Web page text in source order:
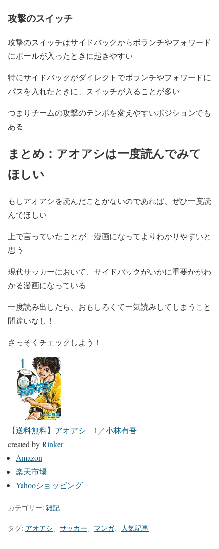
攻撃のスイッチ
攻撃のスイッチはサイドバックからボランチやフォワード
にボールが入ったときに起きやすい
特にサイドバックがダイレクトでボランチやフォワードに
パスを入れたときに、スイッチが入ることが多い
つまりチームの攻撃のテンポを変えやすいポジションでも
ある
まとめ：アオアシは一度読んでみて
ほしい
もしアオアシを読んだことがないのであれば、ぜひ一度読
んでほしい
上で言っていたことが、漫画になってよりわかりやすいと
思う
現代サッカーにおいて、サイドバックがいかに重要かがわ
かる漫画になっている
一度読み出したら、おもしろくて一気読みしてしまうこと
間違いなし！
さっそくチェックしよう！
【送料無料】アオアシ 1／小林有吾
created by Rinker
Amazon
楽天市場
Yahooショッピング
カテゴリー: 雑記
タグ: アオアシ サッカー マンガ、 人気記事